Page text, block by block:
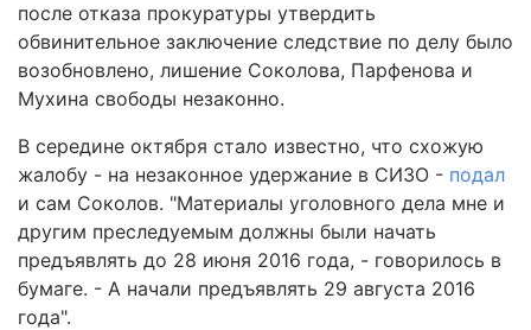
после отказа прокуратуры утвердить
обвинительное заключение следствие по делу было
возобновлено, лишение Соколова, Парфенова и
Мухина свободы незаконно.
В середине октября стало известно, что схожую
жалобу - на незаконное удержание в СИЗО - подал
и сам Соколов. "Материалы уголовного дела мне и
другим преследуемым должны были начать
предъявлять до 28 июня 2016 года, - говорилось в
бумаге. - А начали предъявлять 29 августа 2016
года".